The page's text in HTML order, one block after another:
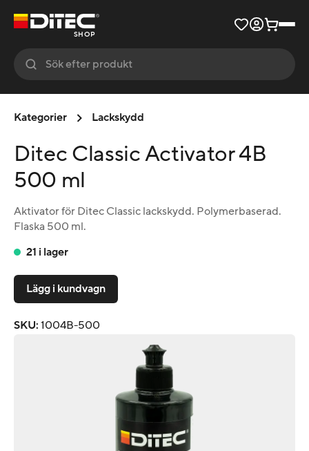
SHOP
Kategorier Lackskydd
Ditec Classic Activator 4B
500 ml
Aktivator för Ditec Classic lackskydd. Polymerbaserad.
Flaska 500 ml.
21 i lager
Lägg i kundvagn
SKU: 1004B-500